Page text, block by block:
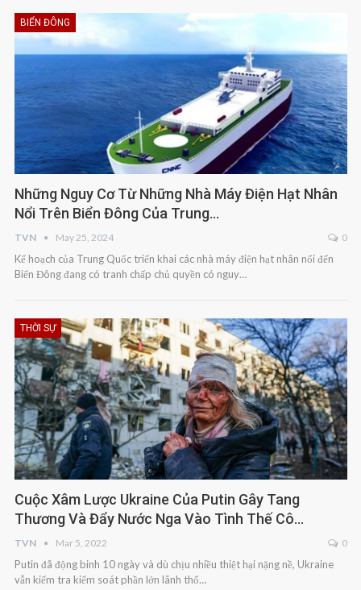
BIỂN ĐÔNG
Những Nguy Cơ Từ Những Nhà Máy Điện Hạt Nhân
Nổi Trên Biển Đông Của Trung…
TVN May 25, 2024 0
Kế hoạch của Trung Quốc triển khai các nhà máy điện hạt nhân nổi đến
Biển Đông đang có tranh chấp chủ quyền có nguy…
THỜI SỰ
Cuộc Xâm Lược Ukraine Của Putin Gây Tang
Thương Và Đẩy Nước Nga Vào Tình Thế Cô…
TVN Mar 5, 2022 0
Putin đã động binh 10 ngày và dù chịu nhiều thiệt hại nặng nề, Ukraine
vẫn kiểm tra kiểm soát phần lớn lãnh thổ…